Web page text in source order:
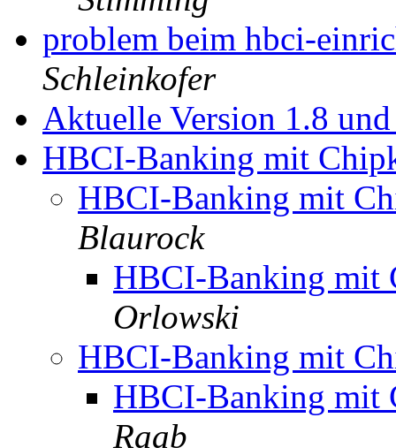
problem beim hbci-
Schleinkofer
Aktuelle Version 1.8
HBCI-Banking mit
HBCI-Banking mit
Blaurock
HBCI-Banking mit
Orlowski
HBCI-Banking mit
HBCI-Banking mit
Raab